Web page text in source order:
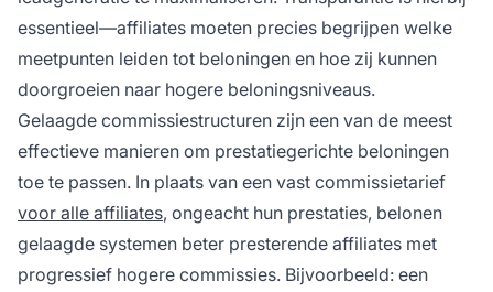
essentieel—affiliates moeten precies begrijpen welke
meetpunten leiden tot beloningen en hoe zij kunnen
doorgroeien naar hogere beloningsniveaus.
Gelaagde commissiestructuren zijn een van de meest
effectieve manieren om prestatiegerichte beloningen
toe te passen. In plaats van een vast commissietarief
voor alle affiliates, ongeacht hun prestaties, belonen
gelaagde systemen beter presterende affiliates met
progressief hogere commissies. Bijvoorbeeld: een